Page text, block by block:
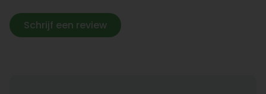
Schrijf een review